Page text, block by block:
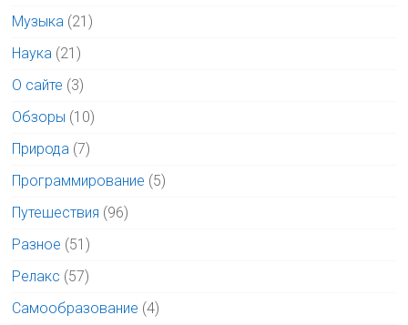
Музыка (21)
Наука (21)
О сайте (3)
Обзоры (10)
Природа (7)
Программирование (5)
Путешествия (96)
Разное (51)
Релакс (57)
Самообразование (4)